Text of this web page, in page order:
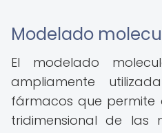
Modelado
El modelado
ampliamente
fármacos que permite
tridimensional de las